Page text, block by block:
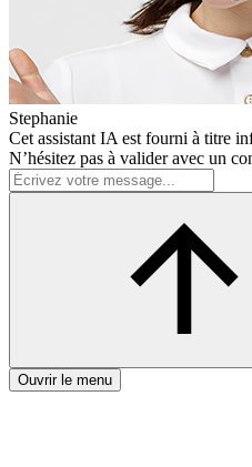
Stephanie
Cet assistant IA est fourni à titre
N’hésitez pas à valider avec un
Ouvrir le menu